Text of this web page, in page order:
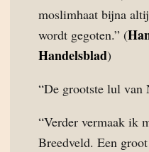
moslimhaat bijna
wordt gegoten.” (
Handelsblad)
“De grootste lul van
“Verder vermaak ik
Breedveld. Een